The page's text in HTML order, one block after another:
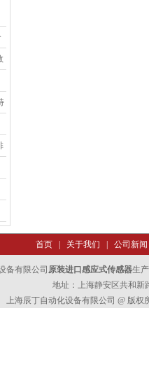
首页| 关于我们 公司新闻
备有限公司 原装进口感应式传感器生
地址：上海静安区共和新
上海辰丁自动化设备有限公司 @ 版权